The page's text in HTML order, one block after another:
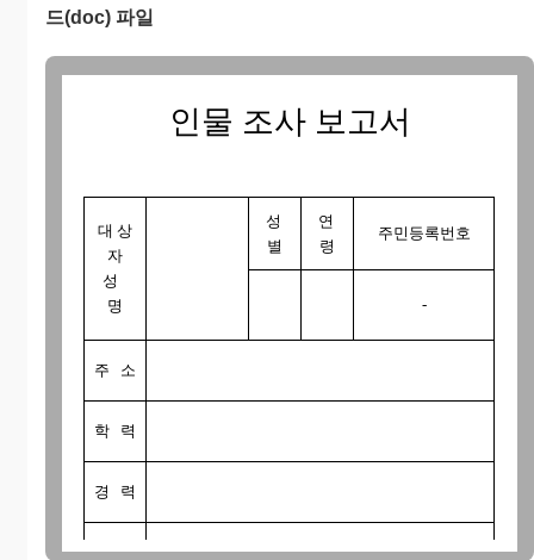
드(doc) 파일
인물 조사 보고서
대 상
자
성
명
성
별
연
령
주민등록번호
-
주 소
학 력
경 력
현 직